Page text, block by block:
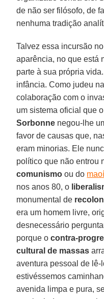
de não ser filósofo, de
nenhuma tradição
Talvez essa incursão
aparência, no que está
parte à sua própria vida.
infância. Como judeu na
colaboração com o
um sistema oficial que
Sorbonne negou-lhe
favor de causas que,
eram minorias. Ele
político que não entrou
comunismo ou do
nos anos 80, o
monumental de
era um homem livre,
desnecessário
porque ocontra-
cultural de massas
aventura pessoal de lê-
estivéssemos
avenida limpa e pura,